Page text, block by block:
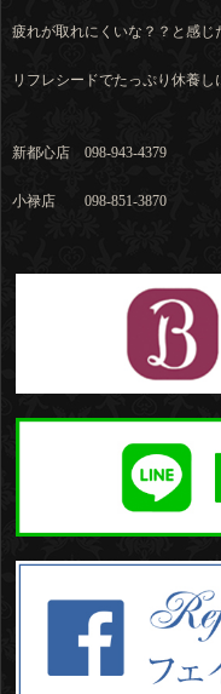
疲れが取れにくいな？？と感じ
リフレシードでたっぷり休養
新都心店 098-943-4379
小禄店 098-851-3870